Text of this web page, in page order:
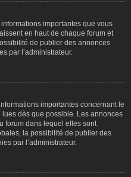
importantes que vous
en haut de chaque forum et
de publier des annonces
par l’administrateur.
importantes concernant le
dès que possible. Les annonces
forum dans lequel elles sont
la possibilité de publier des
par l’administrateur.